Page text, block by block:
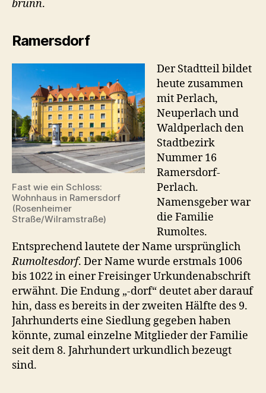
brunn.
Ramersdorf
Fast wie ein Schloss:
Wohnhaus in Ramersdorf
(Rosenheimer
Straße/Wilramstraße)
Der Stadtteil bildet
heute zusammen
mit Perlach,
Neuperlach und
Waldperlach den
Stadtbezirk
Nummer 16
Ramersdorf-
Perlach.
Namensgeber war
die Familie
Rumoltes.
Entsprechend lautete der Name ursprünglich
Rumoltesdorf. Der Name wurde erstmals 1006
bis 1022 in einer Freisinger Urkundenabschrift
erwähnt. Die Endung „‑dorf“ deutet aber darauf
hin, dass es bereits in der zweiten Hälfte des 9.
Jahrhunderts eine Siedlung gegeben haben
könnte, zumal einzelne Mitglieder der Familie
seit dem 8. Jahrhundert urkundlich bezeugt
sind.